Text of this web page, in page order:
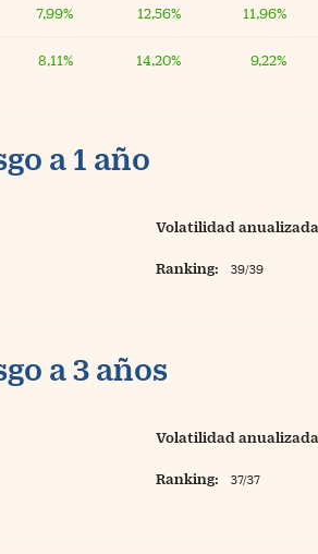
7,99% 12,56% 11,96%
8,11% 14,20% 9,22%
a 1 año
Volatilidad
Ranking: 39/39
a 3 años
Volatilidad
Ranking: 37/37